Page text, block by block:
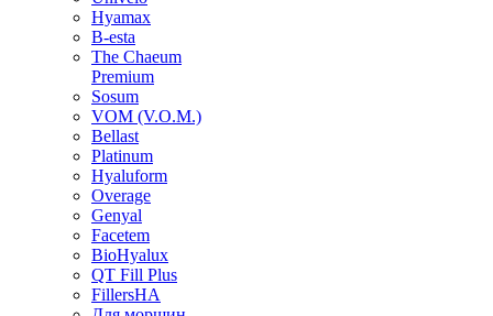
Hyamax
B-esta
The Chaeum
Premium
Sosum
VOM (V.O.M.)
Bellast
Platinum
Hyaluform
Overage
Genyal
Facetem
BioHyalux
QT Fill Plus
FillersHA